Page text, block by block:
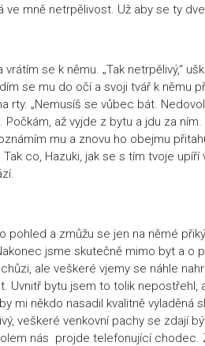
ve mně netrpělivost. Už aby se ty
vrátím se k němu. „Tak netrpělivý,“
se mu do očí a svoji tvář k němu
rty. „Nemusíš se vůbec bát.
až vyjde z bytu a jdu za
mu a znovu ho obejmu
co, Hazuki, jak se s tím tvoje
pohled a zmůžu se jen na němé
jsme skutečně mimo byt a o
ale veškeré vjemy se náhle
Uvnitř bytu jsem to tolik
mi někdo nasadil kvalitně
veškeré venkovní pachy se zdají
nás projde telefonující chodec.